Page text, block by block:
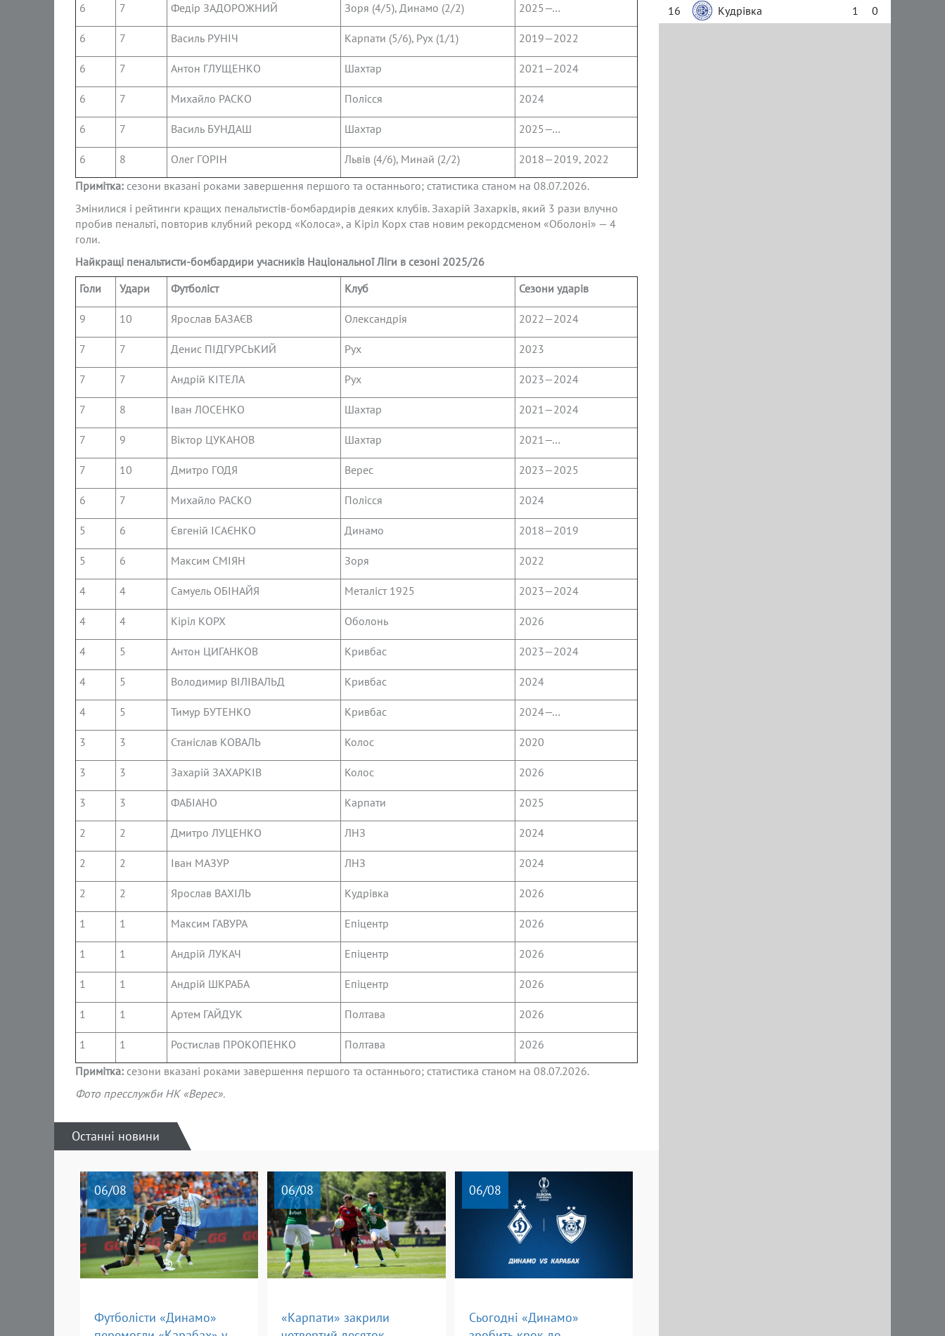
6 7 Федір ЗАДОРОЖНИЙ Зоря (4/5), Динамо (2/2) 2025—…
6 7 Василь РУНІЧ Карпати (5/6), Рух (1/1) 2019—2022
6 7 Антон ГЛУЩЕНКО Шахтар 2021—2024
6 7 Михайло РАСКО Полісся 2024
6 7 Василь БУНДАШ Шахтар 2025—…
6 8 Олег ГОРІН Львів (4/6), Минай (2/2)
2018—2019, 2022
Примітка: сезони вказані роками завершення першого та останнього; статистика станом на 08.07.2026.
Змінилися і рейтинги кращих пенальтистів-бомбардирів деяких клубів. Захарій Захарків, який 3 рази влучно
пробив пенальті, повторив клубний рекорд «Колоса», а Кіріл Корх став новим рекордсменом «Оболоні» — 4
голи.
Найкращі пенальтисти-бомбардири учасників Національної Ліги в сезоні 2025/26
Голи
Удари Футболіст Клуб Сезони ударів
9 10 Ярослав БАЗАЄВ Олександрія 2022—2024
7 7 Денис ПІДГУРСЬКИЙ Рух 2023
7 7 Андрій КІТЕЛА Рух 2023—2024
7 8 Іван ЛОСЕНКО Шахтар 2021—2024
7 9 Віктор ЦУКАНОВ Шахтар 2021—…
7 10 Дмитро ГОДЯ Верес 2023—2025
6 7 Михайло РАСКО Полісся 2024
5 6 Євгеній ІСАЄНКО Динамо 2018—2019
5 6 Максим СМІЯН Зоря 2022
4 4 Самуель ОБІНАЙЯ Металіст 1925 2023—2024
4 4 Кіріл КОРХ Оболонь 2026
4 5 Антон ЦИГАНКОВ Кривбас 2023—2024
4 5 Володимир ВІЛІВАЛЬД Кривбас 2024
4 5 Тимур БУТЕНКО Кривбас 2024—…
3 3 Станіслав КОВАЛЬ Колос 2020
3 3 Захарій ЗАХАРКІВ Колос 2026
3 3 ФАБІАНО Карпати 2025
2 2 Дмитро ЛУЦЕНКО ЛНЗ 2024
2 2 Іван МАЗУР ЛНЗ 2024
2 2 Ярослав ВАХІЛЬ Кудрівка 2026
1 1 Максим ГАВУРА Епіцентр 2026
1 1 Андрій ЛУКАЧ Епіцентр 2026
1 1 Андрій ШКРАБА Епіцентр 2026
1 1 Артем ГАЙДУК Полтава 2026
1 1 Ростислав ПРОКОПЕНКО Полтава
2026
Примітка: сезони вказані роками завершення першого та останнього; статистика станом на 08.07.2026.
Фото пресслужби НК «Верес».
Останні новини
06/08
Футболісти «Динамо»
06/08
«Карпати» закрили
06/08
Сьогодні «Динамо»
16
Кудрівка 1 0